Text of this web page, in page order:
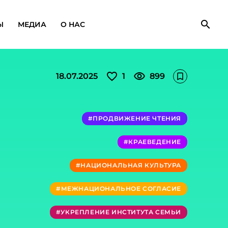
МЕДИА О НАС search
18.07.2025 favorite_outline 1 visibility 899 bookmark_outline
#ПРОДВИЖЕНИЕ ЧТЕНИЯ
#КРАЕВЕДЕНИЕ
#НАЦИОНАЛЬНАЯ КУЛЬТУРА
#МЕЖНАЦИОНАЛЬНОЕ СОГЛАСИЕ
#УКРЕПЛЕНИЕ ИНСТИТУТА СЕМЬИ